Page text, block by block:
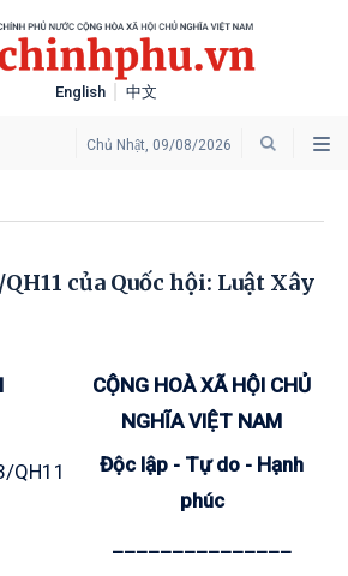
English 中文
Chủ Nhật, 09/08/2026
của Quốc hội: Luật Xây
QH11
CỘNG HOÀ XÃ HỘI CHỦ
NGHĨA VIỆT NAM
Độc lập - Tự do - Hạnh
phúc
_______________